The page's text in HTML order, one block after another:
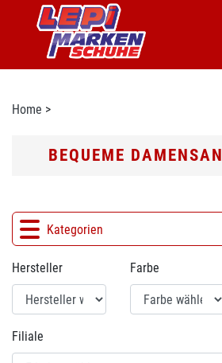
Home >
BEQUEME
Kategorien
Hersteller Farbe
Filiale